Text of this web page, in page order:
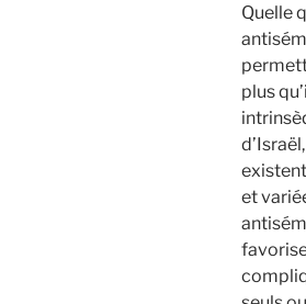
Quelle
plus
et